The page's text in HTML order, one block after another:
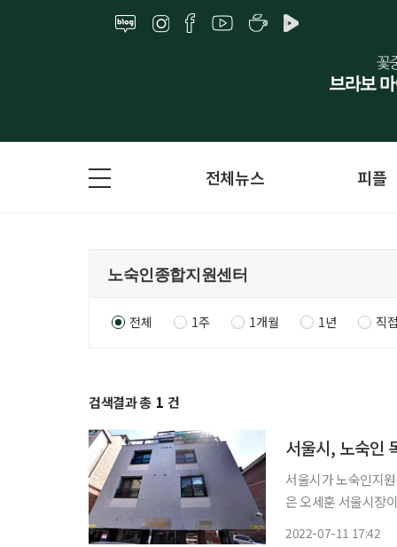
전체뉴스 피플
전체 1주 1개월 1년 직
검색결과 총 1 건
서울시, 노숙인
서울시가 노숙인지
은 오세훈 서울시장이
2022-07-11 17:42